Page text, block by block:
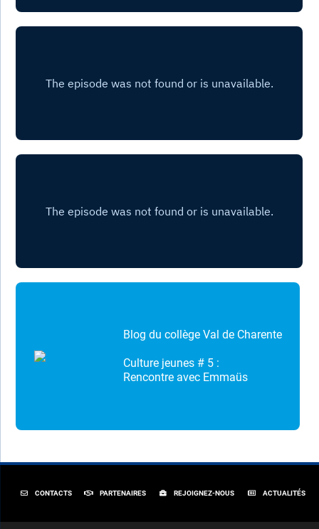
Blog du collège Val de Charente
Culture jeunes # 5 :
Rencontre avec Emmaüs
CONTACTS PARTENAIRES REJOIGNEZ-NOUS ACTUALITÉS